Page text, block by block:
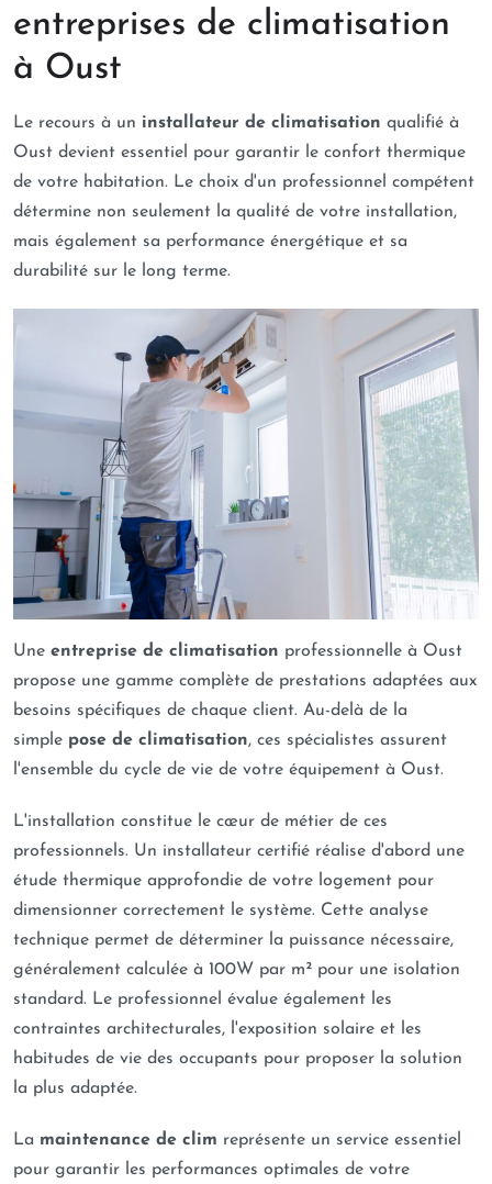
entreprises de climatisation
à Oust
Le recours à un installateur de climatisation qualifié à
Oust devient essentiel pour garantir le confort thermique
de votre habitation. Le choix d'un professionnel compétent
détermine non seulement la qualité de votre installation,
mais également sa performance énergétique et sa
durabilité sur le long terme.
Une entreprise de climatisation professionnelle à Oust
propose une gamme complète de prestations adaptées aux
besoins spécifiques de chaque client. Au-delà de la
simple pose de climatisation, ces spécialistes assurent
l'ensemble du cycle de vie de votre équipement à Oust.
L'installation constitue le cœur de métier de ces
professionnels. Un installateur certifié réalise d'abord une
étude thermique approfondie de votre logement pour
dimensionner correctement le système. Cette analyse
technique permet de déterminer la puissance nécessaire,
généralement calculée à 100W par m² pour une isolation
standard. Le professionnel évalue également les
contraintes architecturales, l'exposition solaire et les
habitudes de vie des occupants pour proposer la solution
la plus adaptée.
La maintenance de clim représente un service essentiel
pour garantir les performances optimales de votre